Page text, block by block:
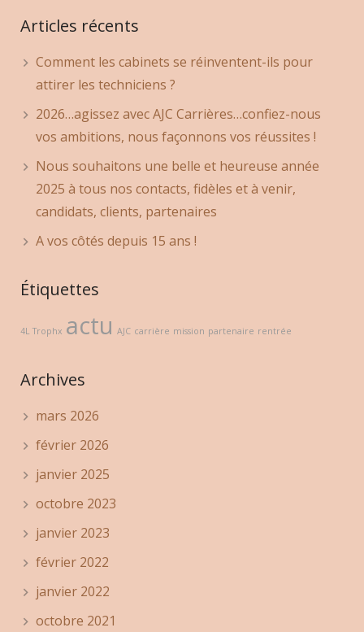
Articles récents
Comment les cabinets se réinventent-ils pour
attirer les techniciens ?
2026…agissez avec AJC Carrières…confiez-nous
vos ambitions, nous façonnons vos réussites !
Nous souhaitons une belle et heureuse année
2025 à tous nos contacts, fidèles et à venir,
candidats, clients, partenaires
A vos côtés depuis 15 ans !
Étiquettes
4L Trophx actu AJC carrière mission partenaire rentrée
Archives
mars 2026
février 2026
janvier 2025
octobre 2023
janvier 2023
février 2022
janvier 2022
octobre 2021